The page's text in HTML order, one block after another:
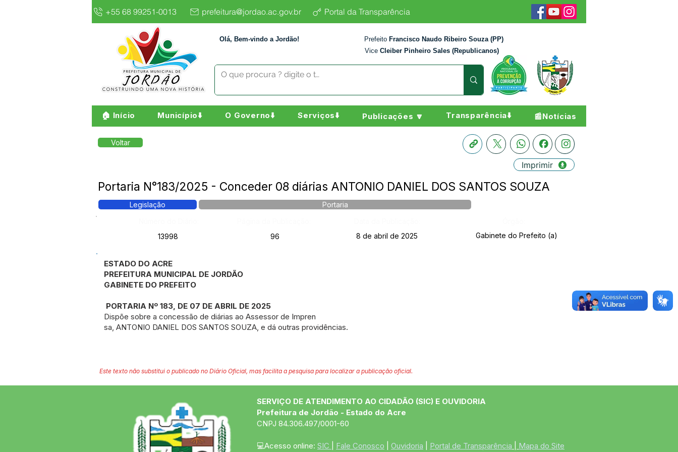
+55 68 99251-0013 prefeitura@jordao.ac.gov.br Portal da Transparência
Olá, Bem-vindo a Jordão! Prefeito Francisco Naudo Ribeiro Souza (PP)
Vice Cleiber Pinheiro Sales (Republicanos)
🏠 Início Município⬇️ O Governo⬇️ Serviços⬇️ Publicações 🔽 Transparência⬇️ 📰Notícias
Voltar
Imprimir
Portaria N°183/2025 - Conceder 08 diárias ANTONIO DANIEL DOS SANTOS SOUZA
Legislação
Portaria
13998
96 8 de abril de 2025 Gabinete do Prefeito (a)
ESTADO DO ACRE
PREFEITURA MUNICIPAL DE JORDÃO
GABINETE DO PREFEITO
PORTARIA Nº 183, DE 07 DE ABRIL DE 2025
Dispõe sobre a concessão de diárias ao Assessor de Impren
sa, ANTONIO DANIEL DOS SANTOS SOUZA, e dá outras providências.
Este texto não substitui o publicado no Diário Oficial, mas facilita a pesquisa para localizar a publicação oficial.
SERVIÇO DE ATENDIMENTO AO CIDADÃO (SIC) E OUVIDORIA
Prefeitura de Jordão - Estado do Acre
CNPJ 84.306.497/0001-60
💻Acesso online: SIC Fale Conosco Ouvidoria Portal de Transparência Mapa do Site